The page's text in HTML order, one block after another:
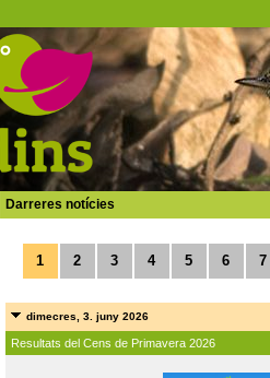
Darreres notícies
1 2 3 4 5 6 7
dimecres, 3. juny 2026
Resultats del Cens de Primavera 2026